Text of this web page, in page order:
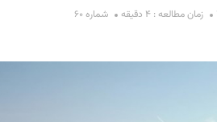
زمان مطالعه : ۴ دقیقه شماره ۶۰